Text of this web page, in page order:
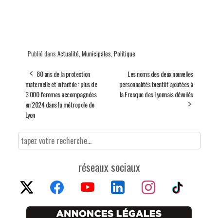
Publié dans Actualité Municipales Politique
80 ans de la protection
maternelle et infantile : plus de
3 000 femmes accompagnées
en 2024 dans la métropole de
Lyon
Les noms des deux nouvelles
personnalités bientôt ajoutées à
la Fresque des Lyonnais dévoilés
réseaux sociaux